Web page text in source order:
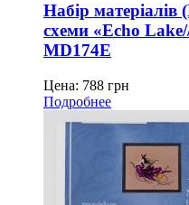
Набір матеріалів
схеми «Echo
MD174E
Цена: 788 грн
Подробнее